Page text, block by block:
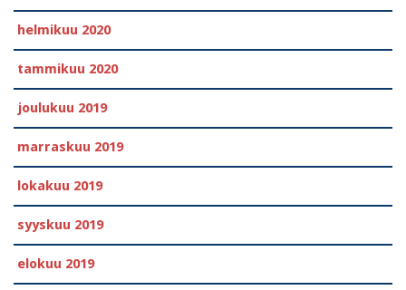
helmikuu 2020
tammikuu 2020
joulukuu 2019
marraskuu 2019
lokakuu 2019
syyskuu 2019
elokuu 2019